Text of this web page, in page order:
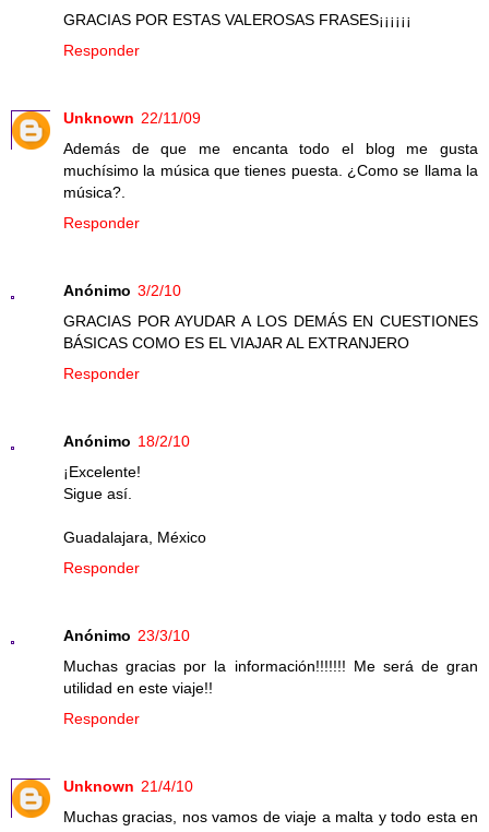
GRACIAS POR ESTAS VALEROSAS FRASES¡¡¡¡¡¡
Responder
Unknown 22/11/09
Además de que me encanta todo el blog me gusta
muchísimo la música que tienes puesta. ¿Como se llama la
música?.
Responder
Anónimo 3/2/10
GRACIAS POR AYUDAR A LOS DEMÁS EN CUESTIONES
BÁSICAS COMO ES EL VIAJAR AL EXTRANJERO
Responder
Anónimo 18/2/10
¡Excelente!
Sigue así.
Guadalajara, México
Responder
Anónimo 23/3/10
Muchas gracias por la información!!!!!!! Me será de gran
utilidad en este viaje!!
Responder
Unknown 21/4/10
Muchas gracias, nos vamos de viaje a malta y todo esta en